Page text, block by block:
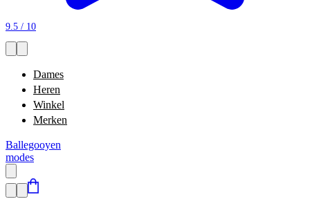
9.5 / 10
Dames
Heren
Winkel
Merken
Ballegooyen
modes